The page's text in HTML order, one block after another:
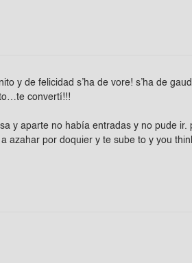
de felicidad s’ha de vore! s’ha de
convertí!!!
y aparte no había entradas y no pude
azahar por doquier y te sube to y you